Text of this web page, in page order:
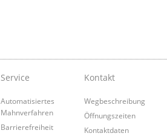
Service
Automatisiertes
Mahnverfahren
Barrierefreiheit
Kontakt
Wegbeschreibung
Öffnungszeiten
Kontaktdaten